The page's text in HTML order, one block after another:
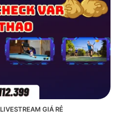
GIÁ RẺ